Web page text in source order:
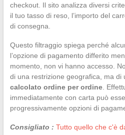
checkout. Il sito analizza diversi
il tuo tasso di reso, l’importo del
di consegna.
Questo filtraggio spiega perché
l’opzione di pagamento differito
momento, non vi hanno accesso.
di una restrizione geografica, ma di
calcolato ordine per ordine.
immediatamente con carta può
progressivamente opzioni di
Consigliato : Tutto quello che c'è